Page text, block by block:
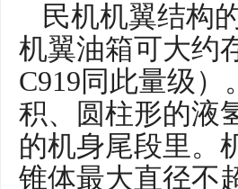
民机机翼结构
机翼油箱可大约
C919同此量级）
积、圆柱形的液
的机身尾段里。
锥体最大直径不